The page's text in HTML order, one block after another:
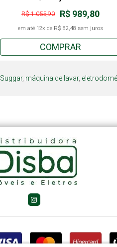
R$ 989,80
R$ 1.055,90
em até 12x de R$ 82,48 sem juros
COMPRAR
Suggar, máquina de lavar,